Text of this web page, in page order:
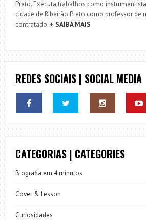
Preto. Executa trabalhos como
cidade de Ribeirão Preto como professor de
contratado. + SAIBA MAIS
REDES SOCIAIS | SOCIAL MEDIA
CATEGORIAS | CATEGORIES
Biografia em 4 minutos
Cover & Lesson
Curiosidades